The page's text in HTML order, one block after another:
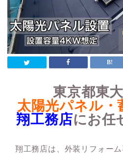
東京都東
太陽光パネル・
翔工務店にお任
翔工務店は、外装リフォーム